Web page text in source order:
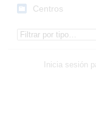
Centros
Inicia sesión